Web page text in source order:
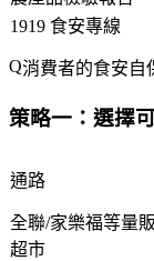
1919 食安專線
消費者的食安自
策略一：選擇
通路
全聯/家樂福等量販
超市